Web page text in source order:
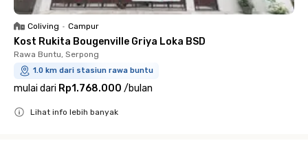
Coliving • Campur
Kost Rukita Bougenville Griya Loka BSD
Rawa Buntu, Serpong
1.0 km dari stasiun rawa buntu
mulai dari Rp1.768.000 /bulan
Lihat info lebih banyak